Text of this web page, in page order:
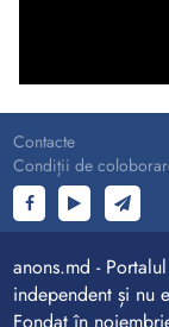
Contacte
Condiții de
anons.md -
independent și nu